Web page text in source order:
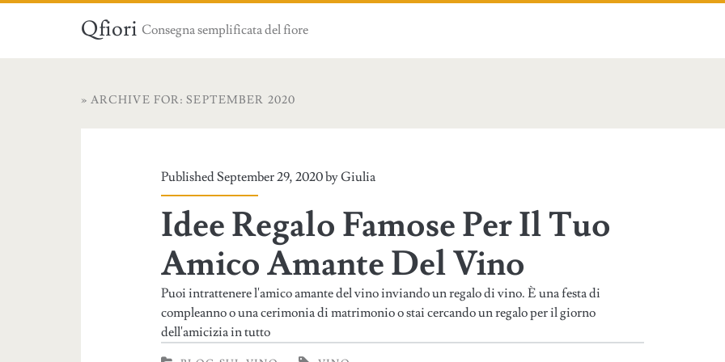
Qfiori Consegna semplificata del fiore
» ARCHIVE FOR: SEPTEMBER 2020
Published September 29, 2020 byGiulia
Idee Regalo Famose Per Il Tuo
Amico Amante Del Vino
Puoi intrattenere l'amico amante del vino inviando un regalo di vino. È una festa di
compleanno o una cerimonia di matrimonio o stai cercando un regalo per il giorno
dell'amicizia in tutto